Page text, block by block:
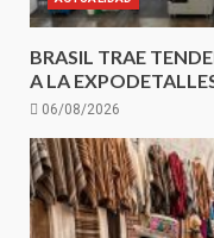
BRASIL TRAE
A LA
06/08/2026